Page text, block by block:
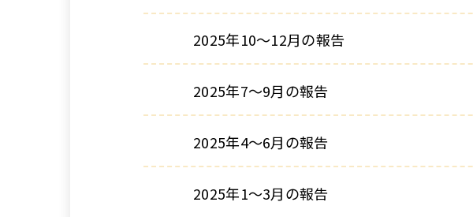
2025年10～12月の報告
2025年7～9月の報告
2025年4～6月の報告
2025年1～3月の報告